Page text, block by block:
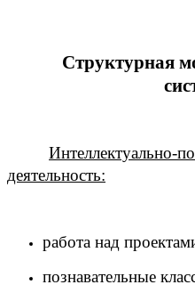
Структурная
Интеллектуально-
деятельность:
работа над
познавательные